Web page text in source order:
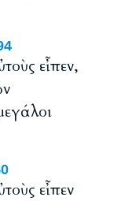
εἶπεν,
εἶπεν